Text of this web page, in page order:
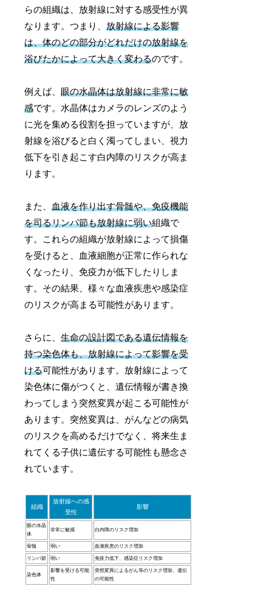
らの組織は、放射線に対する感受性が異
なります。つまり、放射線による影響
は、体のどの部分がどれだけの放射線を
浴びたかによって大きく変わるのです。
例えば、眼の水晶体は放射線に非常に敏
感です。水晶体はカメラのレンズのよう
に光を集める役割を担っていますが、放
射線を浴びると白く濁ってしまい、視力
低下を引き起こす白内障のリスクが高ま
ります。
また、血液を作り出す骨髄や、免疫機能
を司るリンパ節も放射線に弱い組織で
す。これらの組織が放射線によって損傷
を受けると、血液細胞が正常に作られな
くなったり、免疫力が低下したりしま
す。その結果、様々な血液疾患や感染症
のリスクが高まる可能性があります。
さらに、生命の設計図である遺伝情報を
持つ染色体も、放射線によって影響を受
ける可能性があります。放射線によって
染色体に傷がつくと、遺伝情報が書き換
わってしまう突然変異が起こる可能性が
あります。突然変異は、がんなどの病気
のリスクを高めるだけでなく、将来生ま
れてくる子供に遺伝する可能性も懸念さ
れています。
組織
放射線への感
受性
影響
眼の水晶
体
非常に敏感 白内障のリスク増加
骨髄 弱い 血液疾患のリスク増加
リンパ節 弱い 免疫力低下、感染症リスク増加
染色体
影響を受ける可能
性
突然変異によるがん等のリスク増加、遺伝
の可能性